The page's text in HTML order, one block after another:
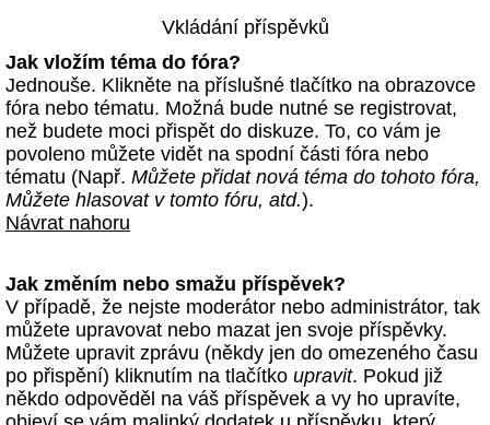
Vkládání příspěvků
Jak vložím téma do fóra?
Jednouše. Klikněte na příslušné tlačítko na obrazovce
fóra nebo tématu. Možná bude nutné se registrovat,
než budete moci přispět do diskuze. To, co vám je
povoleno můžete vidět na spodní části fóra nebo
tématu (Např. Můžete přidat nová téma do tohoto fóra,
Můžete hlasovat v tomto fóru, atd.).
Návrat nahoru
Jak změním nebo smažu příspěvek?
V případě, že nejste moderátor nebo administrátor, tak
můžete upravovat nebo mazat jen svoje příspěvky.
Můžete upravit zprávu (někdy jen do omezeného času
po přispění) kliknutím na tlačítko upravit. Pokud již
někdo odpověděl na váš příspěvek a vy ho upravíte,